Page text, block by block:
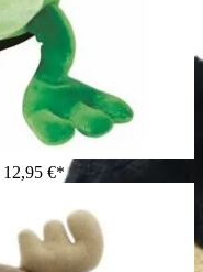
12,95 €*